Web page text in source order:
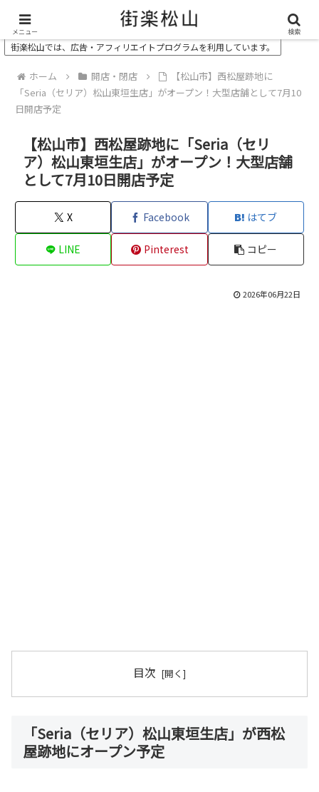
＼ 松山の街を“オモシロク”する地域情報メディア ／
街楽松山では、広告・アフィリエイトプログラムを利用しています。
ホーム 開店・閉店
【松山市】西松屋跡地に
「Seria（セリア）松山東垣生店」がオープン！大型店舗として7月10
日開店予定
【松山市】西松屋跡地に「Seria（セリ
ア）松山東垣生店」がオープン！大型店舗
として7月10日開店予定
X Facebook はてブ
LINE Pinterest コピー
2026年06月22日
目次
「Seria（セリア）松山東垣生店」が西松
屋跡地にオープン予定
メニュー 検索